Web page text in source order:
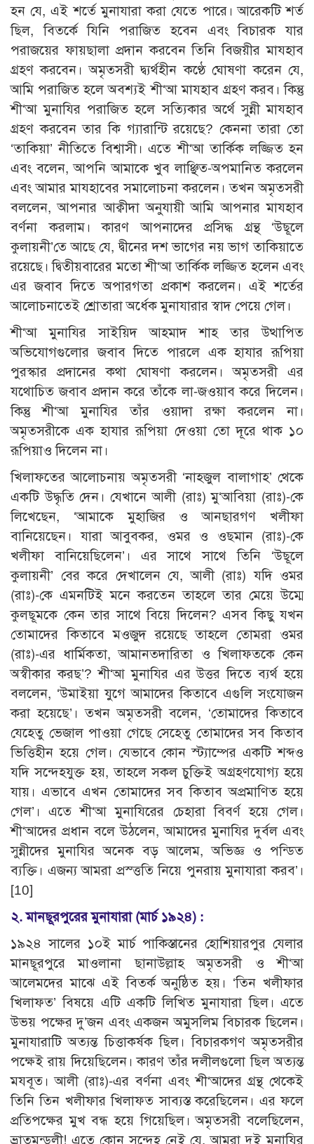
হন যে, এই শর্তে মুনাযারা করা যেতে পারে। আরেকটি শর্ত
ছিল, বিতর্কে যিনি পরাজিত হবেন এবং বিচারক যার
পরাজয়ের ফায়ছালা প্রদান করবেন তিনি বিজয়ীর মাযহাব
গ্রহণ করবেন। অমৃতসরী দ্ব্যর্থহীন কণ্ঠে ঘোষণা করেন যে,
আমি পরাজিত হলে অবশ্যই শী‘আ মাযহাব গ্রহণ করব। কিন্তু
শী‘আ মুনাযির পরাজিত হলে সত্যিকার অর্থে সুন্নী মাযহাব
গ্রহণ করবেন তার কি গ্যারান্টি রয়েছে? কেননা তারা তো
‘তাকিয়া’ নীতিতে বিশ্বাসী। এতে শী‘আ তার্কিক লজ্জিত হন
এবং বলেন, আপনি আমাকে খুব লাঞ্ছিত-অপমানিত করলেন
এবং আমার মাযহাবের সমালোচনা করলেন। তখন অমৃতসরী
বললেন, আপনার আক্বীদা অনুযায়ী আমি আপনার মাযহাব
বর্ণনা করলাম। কারণ আপনাদের প্রসিদ্ধ গ্রন্থ ‘উছূলে
কুলায়নী’তে আছে যে, দ্বীনের দশ ভাগের নয় ভাগ তাকিয়াতে
রয়েছে। দ্বিতীয়বারের মতো শী‘আ তার্কিক লজ্জিত হলেন এবং
এর জবাব দিতে অপারগতা প্রকাশ করলেন। এই শর্তের
আলোচনাতেই শ্রোতারা অর্ধেক মুনাযারার স্বাদ পেয়ে গেল।
শী‘আ মুনাযির সাইয়িদ আহমাদ শাহ তার উত্থাপিত
অভিযোগগুলোর জবাব দিতে পারলে এক হাযার রূপিয়া
পুরস্কার প্রদানের কথা ঘোষণা করলেন। অমৃতসরী এর
যথোচিত জবাব প্রদান করে তাঁকে লা-জওয়াব করে দিলেন।
কিন্তু শী‘আ মুনাযির তাঁর ওয়াদা রক্ষা করলেন না।
অমৃতসরীকে এক হাযার রূপিয়া দেওয়া তো দূরে থাক ১০
রূপিয়াও দিলেন না।
খিলাফতের আলোচনায় অমৃতসরী ‘নাহজুল বালাগাহ’ থেকে
একটি উদ্ধৃতি দেন। যেখানে আলী (রাঃ) মু‘আবিয়া (রাঃ)-কে
লিখেছেন, ‘আমাকে মুহাজির ও আনছারগণ খলীফা
বানিয়েছেন। যারা আবুবকর, ওমর ও ওছমান (রাঃ)-কে
খলীফা বানিয়েছিলেন’। এর সাথে সাথে তিনি ‘উছূলে
কুলায়নী’ বের করে দেখালেন যে, আলী (রাঃ) যদি ওমর
(রাঃ)-কে এমনটিই মনে করতেন তাহলে তার মেয়ে উম্মে
কুলছূমকে কেন তার সাথে বিয়ে দিলেন? এসব কিছু যখন
তোমাদের কিতাবে মওজুদ রয়েছে তাহলে তোমরা ওমর
(রাঃ)-এর ধার্মিকতা, আমানতদারিতা ও খিলাফতকে কেন
অস্বীকার করছ’? শী‘আ মুনাযির এর উত্তর দিতে ব্যর্থ হয়ে
বললেন, ‘উমাইয়া যুগে আমাদের কিতাবে এগুলি সংযোজন
করা হয়েছে’। তখন অমৃতসরী বলেন, ‘তোমাদের কিতাবে
যেহেতু ভেজাল পাওয়া গেছে সেহেতু তোমাদের সব কিতাব
ভিত্তিহীন হয়ে গেল। যেভাবে কোন স্ট্যাম্পের একটি শব্দও
যদি সন্দেহযুক্ত হয়, তাহলে সকল চুক্তিই অগ্রহণযোগ্য হয়ে
যায়। এভাবে এখন তোমাদের সব কিতাব অপ্রমাণিত হয়ে
গেল’। এতে শী‘আ মুনাযিরের চেহারা বিবর্ণ হয়ে গেল।
শী‘আদের প্রধান বলে উঠলেন, আমাদের মুনাযির দুর্বল এবং
সুন্নীদের মুনাযির অনেক বড় আলেম, অভিজ্ঞ ও পন্ডিত
ব্যক্তি। এজন্য আমরা প্রস্ত্ততি নিয়ে পুনরায় মুনাযারা করব’।
[10]
২. মানছূরপুরের মুনাযারা (মার্চ ১৯২৪) :
১৯২৪ সালের ১০ই মার্চ পাকিস্তানের হোশিয়ারপুর যেলার
মানছূরপুরে মাওলানা ছানাউল্লাহ অমৃতসরী ও শী‘আ
আলেমদের মাঝে এই বিতর্ক অনুষ্ঠিত হয়। ‘তিন খলীফার
খিলাফত’ বিষয়ে এটি একটি লিখিত মুনাযারা ছিল। এতে
উভয় পক্ষের দু’জন এবং একজন অমুসলিম বিচারক ছিলেন।
মুনাযারাটি অত্যন্ত চিত্তাকর্ষক ছিল। বিচারকগণ অমৃতসরীর
পক্ষেই রায় দিয়েছিলেন। কারণ তাঁর দলীলগুলো ছিল অত্যন্ত
মযবূত। আলী (রাঃ)-এর বর্ণনা এবং শী‘আদের গ্রন্থ থেকেই
তিনি তিন খলীফার খিলাফত সাব্যস্ত করেছিলেন। এর ফলে
প্রতিপক্ষের মুখ বন্ধ হয়ে গিয়েছিল। অমৃতসরী বলেছিলেন,
ভ্রাতৃমন্ডলী! এতে কোন সন্দেহ নেই যে, আমরা দুই মুনাযির